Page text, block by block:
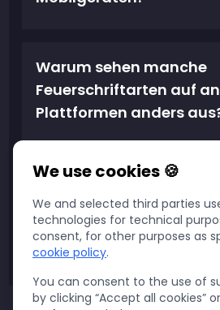
Warum sehen manche
Feuerschriftarten auf
Plattformen anders
Kann ich Brandtext in
oder YouTube-
verwenden?
We use cookies 🍪
We and selected third parties
technologies for technical
consent, for other purposes as
cookie policy.
You can consent to the use of
by clicking “Accept all cookies”